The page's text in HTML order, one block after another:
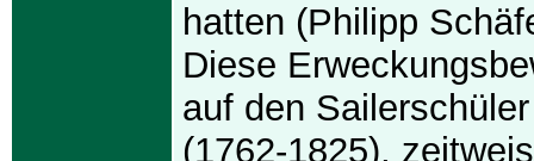
hatten (Philipp
Diese
auf den
(1762-1825),